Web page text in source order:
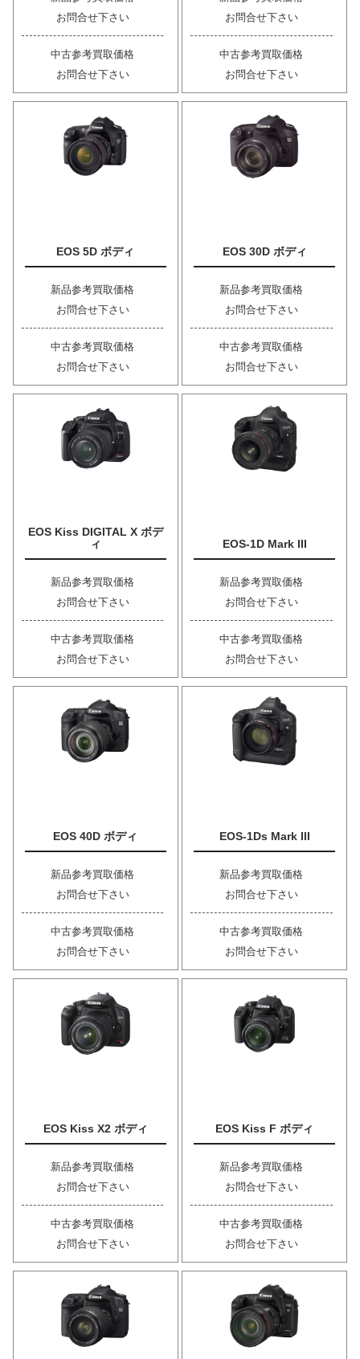
お問合せ下さい
中古参考買取価格
お問合せ下さい
お問合せ下さい
中古参考買取価格
お問合せ下さい
EOS 5D ボディ
新品参考買取価格
お問合せ下さい
中古参考買取価格
お問合せ下さい
EOS 30D ボディ
新品参考買取価格
お問合せ下さい
中古参考買取価格
お問合せ下さい
EOS Kiss DIGITAL X ボデ
ィ
新品参考買取価格
お問合せ下さい
中古参考買取価格
お問合せ下さい
EOS-1D Mark III
新品参考買取価格
お問合せ下さい
中古参考買取価格
お問合せ下さい
EOS 40D ボディ
新品参考買取価格
お問合せ下さい
中古参考買取価格
お問合せ下さい
EOS-1Ds Mark III
新品参考買取価格
お問合せ下さい
中古参考買取価格
お問合せ下さい
EOS Kiss X2 ボディ
新品参考買取価格
お問合せ下さい
中古参考買取価格
お問合せ下さい
EOS Kiss F ボディ
新品参考買取価格
お問合せ下さい
中古参考買取価格
お問合せ下さい